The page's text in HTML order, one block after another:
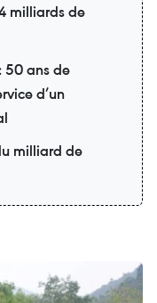
milliards de
50 ans de
d’un
milliard de